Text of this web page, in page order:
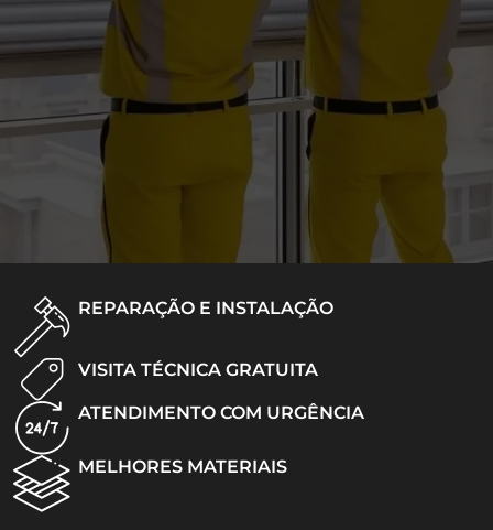
REPARAÇÃO E INSTALAÇÃO
VISITA TÉCNICA GRATUITA
ATENDIMENTO COM URGÊNCIA
MELHORES MATERIAIS